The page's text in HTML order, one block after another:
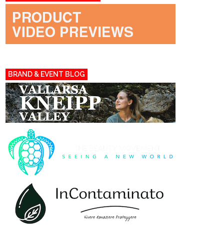
BRAND & EVENT BLOG